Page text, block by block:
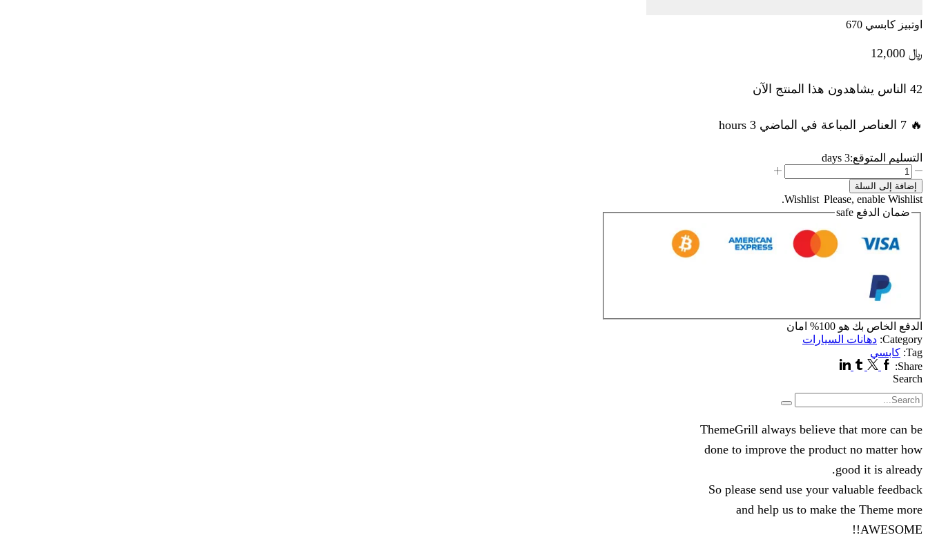
اوتبيز كابسي 670
﷼
42 الناس يشاهدون هذا المنتج الآن
🔥 7 العناصر المباعة في الماضي 3 hours
التسليم المتوقع:3 days
كمية
اوتبيز
كابسي
670
إضافة إلى السلة
Wishlist Please, enable Wishlist.
ضمان الدفع safe
الدفع الخاص بك هو 100% امان
Category: دهانات السيارات
Tag: كابسي
Share:
Facebook
Twitter
Tumblr
Linkedin
Search
Search
ThemeGrill always believe that more can be
done to improve the product no matter how
good it is already.
So please send use your valuable feedback
and help us to make the Theme more
AWESOME!!